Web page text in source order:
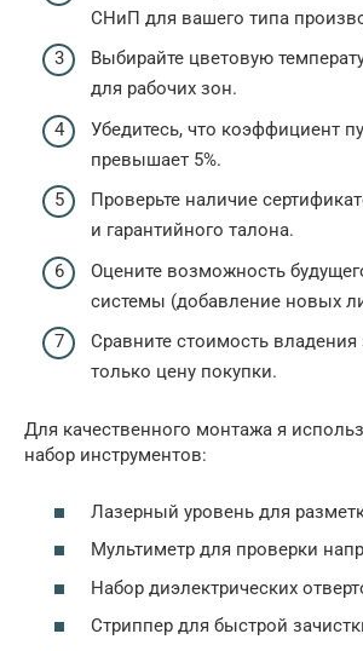
СНиП для вашего типа
Выбирайте цветовую
для рабочих зон.
Убедитесь, что коэффициент
превышает 5%.
Проверьте наличие
и гарантийного талона.
Оцените возможность
системы (добавление новых
Сравните стоимость владения
только цену покупки.
Для качественного монтажа я
набор инструментов:
Лазерный уровень для
Мультиметр для проверки
Набор диэлектрических
Стриппер для быстрой